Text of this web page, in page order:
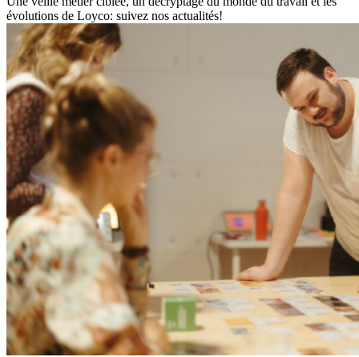
évolutions de Loyco: suivez nos actualités!